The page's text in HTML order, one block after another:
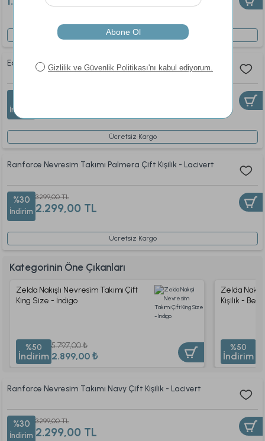
Ücretsiz Kargo
Easy Cotton Nevresim Takımı Belinda Tek King Size - Yeşil
İndirim
Ücretsiz Kargo
Ranforce Nevresim Takımı Palmera Çift Kişilik - Lacivert
%30
İndirim
3.299,00 TL
2.299,00 TL
Ücretsiz Kargo
Kategorinin Öne Çıkanları
Zelda Nakışlı Nevresim Takımı Çift
King Size - İndigo
%50
İndirim
5.797,00 ₺
2.899,00 ₺
Zelda
Kişilik - Bej
%50
İndirim
Ranforce Nevresim Takımı Navy Çift Kişilik - Lacivert
%30
İndirim
3.299,00 TL
2.299,00 TL